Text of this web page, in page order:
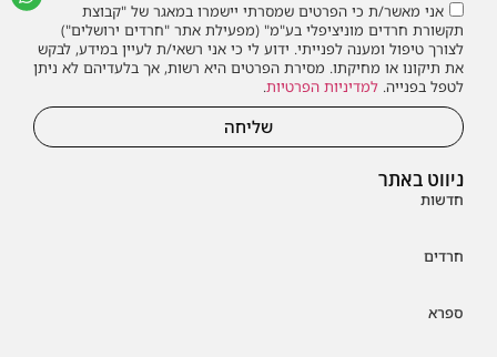
ניווט באתר
חדשות
חרדים
ספרא
אני מאשר/ת כי הפרטים שמסרתי יישמרו במאגר של "קבוצת
תקשורת חרדים מוניציפלי בע"מ" (מפעילת אתר "חרדים ירושלים")
לצורך טיפול ומענה לפנייתי. ידוע לי כי אני רשאי/ת לעיין במידע, לבקש
את תיקונו או מחיקתו. מסירת הפרטים היא רשות, אך בלעדיהם לא ניתן
לטפל בפנייה. למדיניות הפרטיות.
שליחה